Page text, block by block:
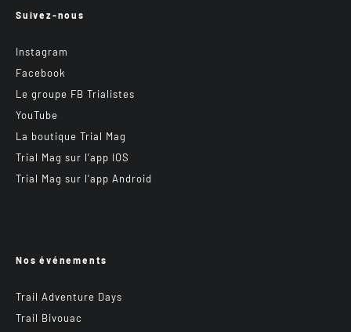
Suivez-nous
Instagram
Facebook
Le groupe FB Trialistes
YouTube
La boutique Trial Mag
Trial Mag sur l’app IOS
Trial Mag sur l’app Android
Nos événements
Trail Adventure Days
Trail Bivouac